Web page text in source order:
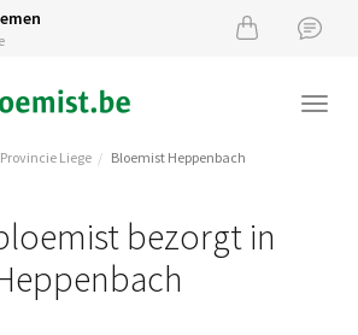
Provincie Liege Bloemist Heppenbach
bezorgt in